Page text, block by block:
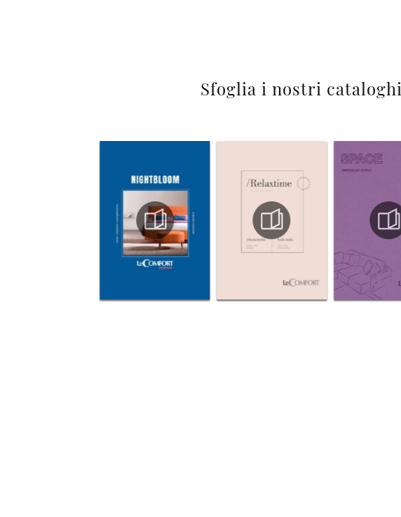
Sfoglia i nostri cataloghi